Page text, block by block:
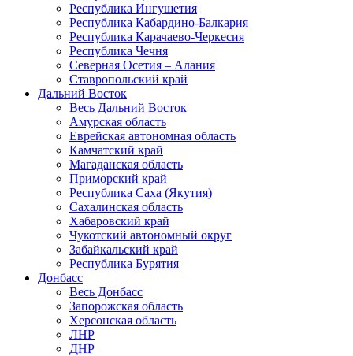
Республика Ингушетия
Республика Кабардино-Балкария
Республика Карачаево-Черкесия
Республика Чечня
Северная Осетия – Алания
Ставропольский край
Дальний Восток
Весь Дальний Восток
Амурская область
Еврейская автономная область
Камчатский край
Магаданская область
Приморский край
Республика Саха (Якутия)
Сахалинская область
Хабаровский край
Чукотский автономный округ
Забайкальский край
Республика Бурятия
Донбасс
Весь Донбасс
Запорожская область
Херсонская область
ЛНР
ДНР